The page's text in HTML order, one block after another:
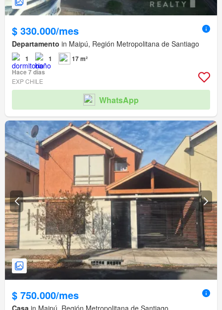
$ 330.000/mes
Departamento in Maipú, Región Metropolitana de Santiago
1 1
17 m²
Hace 7 días
EXP CHILE
WhatsApp
$ 750.000/mes